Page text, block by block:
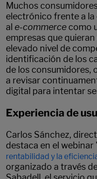
Muchos
electrónico frente a
al e-commerce como
empresas que
elevado nivel de
identificación de los
de los consumidores,
a revisar
digital para intentar
Experiencia de
Carlos Sánchez,
destaca en el webinar '
rentabilidad y la
organizado a través